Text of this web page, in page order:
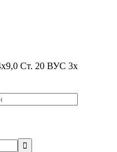
Ст. 20 ВУС 3х